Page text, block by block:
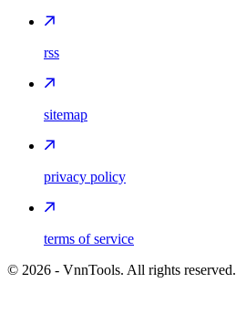
rss
sitemap
privacy policy
terms of service
© 2026 - VnnTools. All rights reserved.